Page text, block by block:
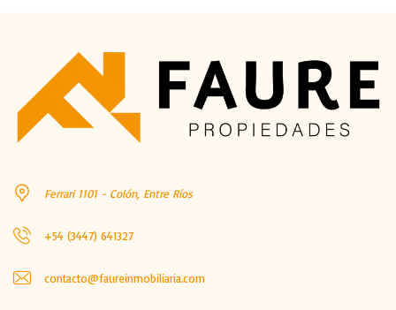
Ferrari 1101 - Colón, Entre Ríos
+54 (3447) 641327
contacto@faureinmobiliaria.com